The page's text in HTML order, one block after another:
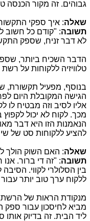
גבוהים. זה מקור הכנסה
שאלה: איך ספקי
תשובה: "קודם כל חשוב
לא דבר זניח, שספק
הדבר השכיח ביותר,
טלוויזיה ללקוחות על
בנוסף, מפעיל תקשורת,
הגישה המקובלת היום
מכך. לקוח לא יכול לקפוץ
הנאמנות הזו היא דבר
להציע ללקוחות סט של
שאלה: האם השוק הולך
תשובה: "זה די ברור.
בין הסלולרי לקווי.
ללקוח ערך טוב יותר
מנקודת הראות של
מביא לחיסכון עבור ספק
ליד הבית. זה בדיוק